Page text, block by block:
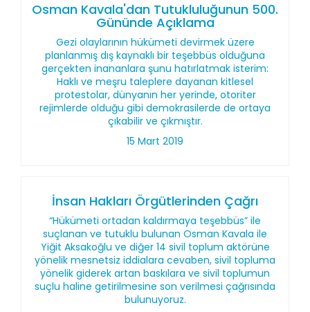
Osman Kavala'dan Tutukluluğunun 500.
Gününde Açıklama
Gezi olaylarının hükümeti devirmek üzere
planlanmış dış kaynaklı bir teşebbüs olduğuna
gerçekten inananlara şunu hatırlatmak isterim:
Haklı ve meşru taleplere dayanan kitlesel
protestolar, dünyanın her yerinde, otoriter
rejimlerde olduğu gibi demokrasilerde de ortaya
çıkabilir ve çıkmıştır.
15 Mart 2019
İnsan Hakları Örgütlerinden Çağrı
“Hükümeti ortadan kaldırmaya teşebbüs” ile
suçlanan ve tutuklu bulunan Osman Kavala ile
Yiğit Aksakoğlu ve diğer 14 sivil toplum aktörüne
yönelik mesnetsiz iddialara cevaben, sivil topluma
yönelik giderek artan baskılara ve sivil toplumun
suçlu haline getirilmesine son verilmesi çağrısında
bulunuyoruz.